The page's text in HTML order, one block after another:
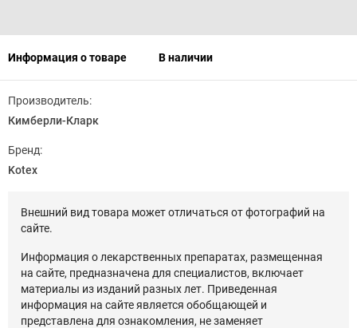
Информация о товаре В наличии
Производитель:
Кимберли-Кларк
Бренд:
Kotex
Внешний вид товара может отличаться от фотографий на
сайте.
Информация о лекарственных препаратах, размещенная
на сайте, предназначена для специалистов, включает
материалы из изданий разных лет. Приведенная
информация на сайте является обобщающей и
представлена для ознакомления, не заменяет